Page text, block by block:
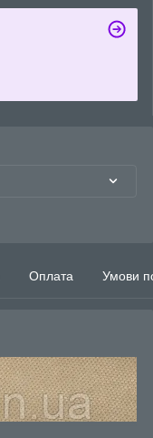
Оплата Умови